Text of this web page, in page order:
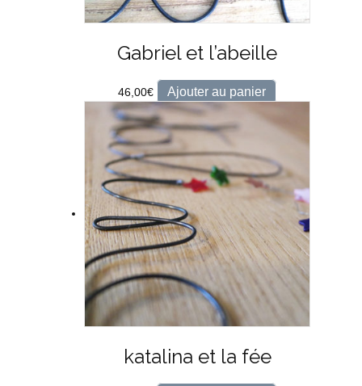
Gabriel et l’abeille
46,00€ Ajouter au panier
katalina et la fée